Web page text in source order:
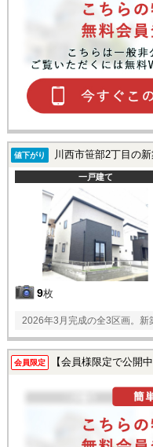
値下がり 川西市笹部2丁目の
一戸建て
9枚
2026年3月完成の全3区画。新
会員限定 【会員様限定で公開